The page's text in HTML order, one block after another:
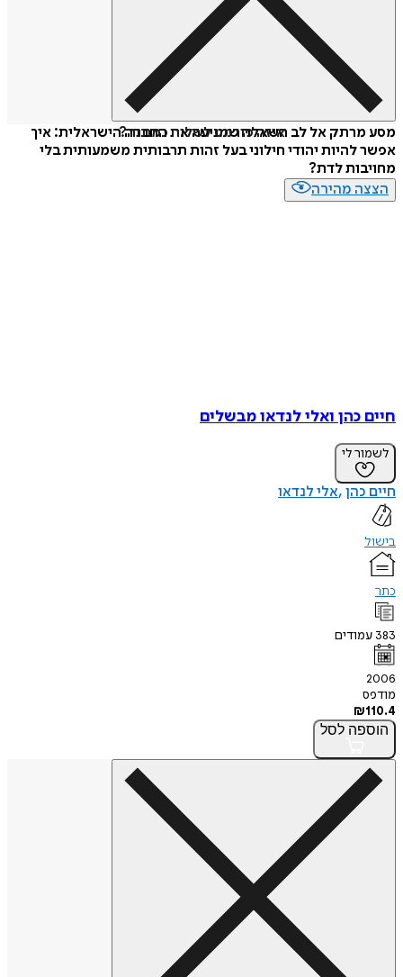
איזה פורמט לשלוח כמתנה?
מסע מרתק אל לב השאלה שמניעה את החברה הישראלית: איך
אפשר להיות יהודי חילוני בעל זהות תרבותית משמעותית בלי
מחויבות לדת?
הצצה מהירה
חיים כהן ואלי לנדאו מבשלים
לשמור לי
חיים כהן אלי לנדאו
בישול
כתר
383 עמודים
2006
מודפס
₪110.4
הוספה לסל